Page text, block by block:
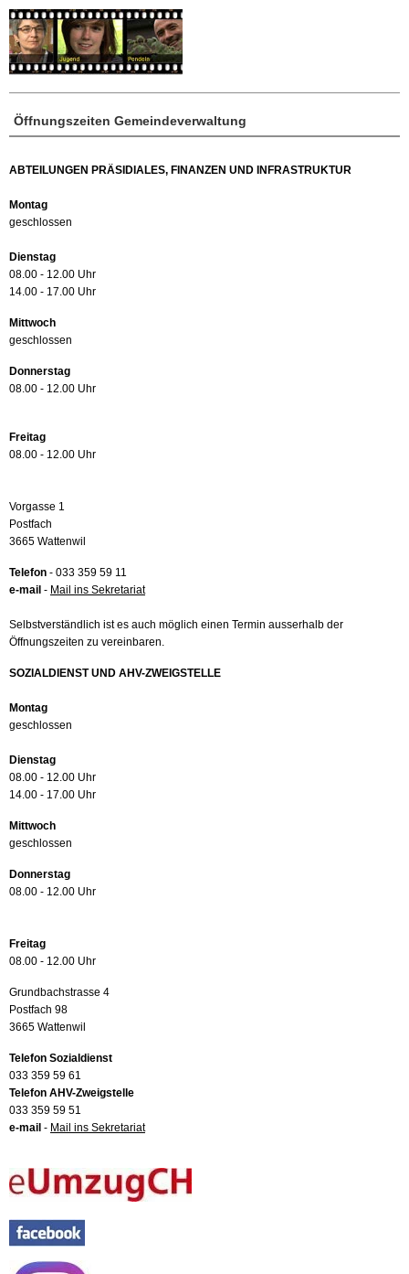
Öffnungszeiten Gemeindeverwaltung
ABTEILUNGEN PRÄSIDIALES, FINANZEN UND INFRASTRUKTUR
Montag
geschlossen
Dienstag
08.00 - 12.00 Uhr
14.00 - 17.00 Uhr
Mittwoch
geschlossen
Donnerstag
08.00 - 12.00 Uhr
Freitag
08.00 - 12.00 Uhr
Vorgasse 1
Postfach
3665 Wattenwil
Telefon - 033 359 59 11
e-mail - Mail ins Sekretariat
Selbstverständlich ist es auch möglich einen Termin ausserhalb der
Öffnungszeiten zu vereinbaren.
SOZIALDIENST UND AHV-ZWEIGSTELLE
Montag
geschlossen
Dienstag
08.00 - 12.00 Uhr
14.00 - 17.00 Uhr
Mittwoch
geschlossen
Donnerstag
08.00 - 12.00 Uhr
Freitag
08.00 - 12.00 Uhr
Grundbachstrasse 4
Postfach 98
3665 Wattenwil
Telefon Sozialdienst
033 359 59 61
Telefon AHV-Zweigstelle
033 359 59 51
e-mail - Mail ins Sekretariat